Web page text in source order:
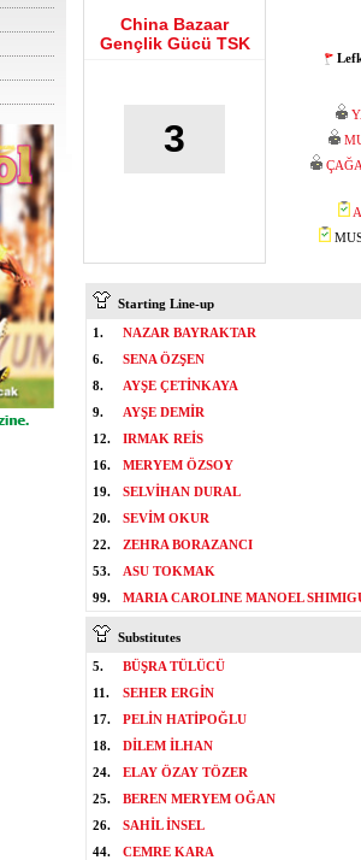
China Bazaar
Gençlik Gücü TSK
3
Starting Line-up
1.
NAZAR BAYRAKTAR
6.
SENA ÖZŞEN
8.
AYŞE ÇETİNKAYA
9.
AYŞE DEMİR
12.
IRMAK REİS
16.
MERYEM ÖZSOY
19.
SELVİHAN DURAL
20.
SEVİM OKUR
22.
ZEHRA BORAZANCI
53.
ASU TOKMAK
99.
MARIA CAROLINE MANOEL
Substitutes
5.
BÜŞRA TÜLÜCÜ
11.
SEHER ERGİN
17.
PELİN HATİPOĞLU
18.
DİLEM İLHAN
24.
ELAY ÖZAY TÖZER
25.
BEREN MERYEM OĞAN
26.
SAHİL İNSEL
44.
CEMRE KARA